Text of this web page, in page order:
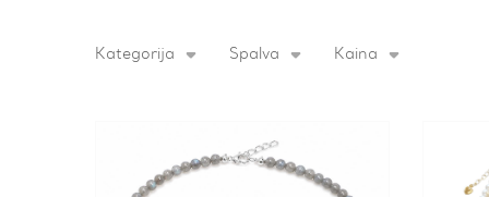
Kategorija Spalva Kaina